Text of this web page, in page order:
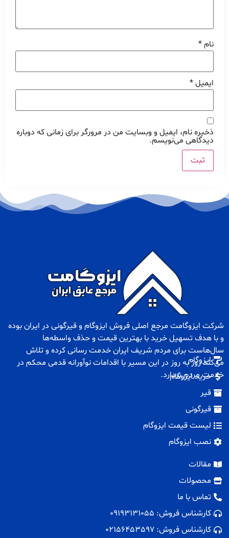
نام*
ایمیل*
ذخیره نام، ایمیل و وبسایت من در مرورگر برای زمانی که دوباره
دیدگاهی می‌نویسم.
شرکت ایزوگامت مرجع اصلی فروش ایزوگام وقیرگونی در ایران بوده
و با هدف تسهیل خرید با بهترین قیمت و حذف واسطه‌ها
سال‌هاست برای مردم شریف ایران خدمت رسانی کرده و تلاش
می‌کند روز به روز در این مسیر با اقدامات نوآورانه قدمی محکم در
خدمت مردم بردارد.
ایزوگام
خرید ایزوگام
قیر
قیرگونی
لیست قیمت ایزوگام
نصب ایزوگام
مقالات
محصولات
تماس با ما
کارشناس فروش: 09193131055
کارشناس فروش: 02156453597